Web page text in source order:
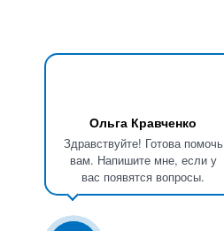
Ольга Кравченко
Здравствуйте! Готова помочь
вам. Напишите мне, если у
вас появятся вопросы.